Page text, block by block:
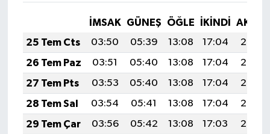
İMSAK GÜNEŞ ÖĞLE İKINDI
25 Tem Cts
03:50 05:39 13:08 17:04
20:28
26 Tem Paz
03:51 05:40 13:08 17:04
20:27
27 Tem Pts
03:53 05:40 13:08 17:04
20:26
28 Tem Sal
03:54 05:41 13:08 17:04
20:25
29 Tem Çar
03:56 05:42 13:08 17:03
20:24